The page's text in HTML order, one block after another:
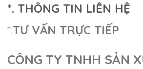
*. THÔNG TIN LIÊN HỆ
*.TƯ VẤN TRỰC TIẾP
CÔNG TY TNHH SẢN